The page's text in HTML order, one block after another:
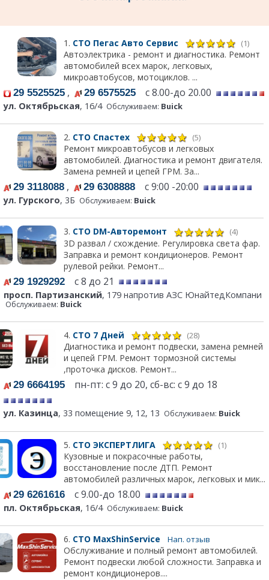
1. СТО Пегас Авто Сервис (1)
Автоэлектрика - ремонт и диагностика. Ремонт
автомобилей всех марок, легковых,
микроавтобусов, мотоциклов. ...
29 5525525 , 29 6575525 с 8.00-до 20.00
ул. Октябрьская, 16/4 Обслуживаем: Buick
2. СТО Спастех (5)
Ремонт микроавтобусов и легковых
автомобилей. Диагностика и ремонт двигателя.
Замена ремней и цепей ГРМ. За...
29 3118088 , 29 6308888 с 9:00 -20:00
ул. Гурского, 3Б Обслуживаем: Buick
3. СТО DM-Авторемонт (4)
3D развал / схождение. Регулировка света фар.
Заправка и ремонт кондиционеров. Ремонт
рулевой рейки. Ремонт...
29 1929292 с 8 до 21
просп. Партизанский, 179 напротив АЗС ЮнайтедКомпани
Обслуживаем: Buick
4. СТО 7 Дней (28)
Диагностика и ремонт подвески, замена ремней
и цепей ГРМ. Ремонт тормозной системы
,проточка дисков. Ремонт...
29 6664195 пн-пт: с 9 до 20, сб-вс: с 9 до 18
ул. Казинца, 33 помещение 9, 12, 13 Обслуживаем: Buick
5. СТО ЭКСПЕРТЛИГА (1)
Кузовные и покрасочные работы,
восстановление после ДТП. Ремонт
автомобилей различных марок, легковых и мик...
29 6261616 с 9.00-до 18.00
пл. Октябрьская, 16/4 Обслуживаем: Buick
6. СТО MaxShinService Нап. отзыв
Обслуживание и полный ремонт автомобилей.
Ремонт подвески любой сложности. Заправка и
ремонт кондиционеров....